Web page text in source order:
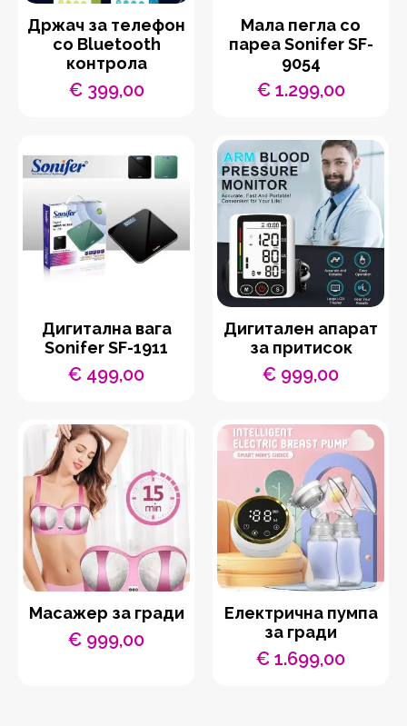
Држач за телефон
со Bluetooth
контрола
€399,00
Мала пегла со
пареа Sonifer SF-
9054
€1.299,00
Дигитална вага
Sonifer SF-1911
€ 499,00
Дигитален апарат
за притисок
€ 999,00
Масажер за гради
€ 999,00
Електрична пумпа
за гради
€ 1.699,00